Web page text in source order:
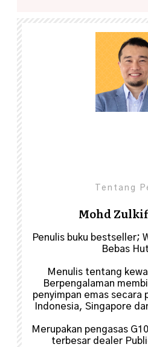
Tentang
Mohd
Penulis buku bestseller;
Bebas
Menulis tentang
Berpengalaman
penyimpan emas secara
Indonesia, Singapore
Merupakan pengasas
terbesar dealer